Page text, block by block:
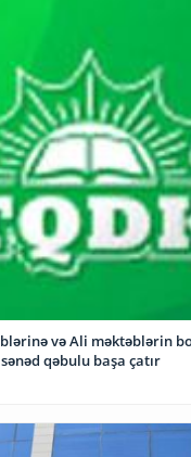
və Ali məktəblərin
qəbulu başa çatır